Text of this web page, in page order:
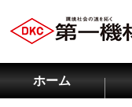
ホーム